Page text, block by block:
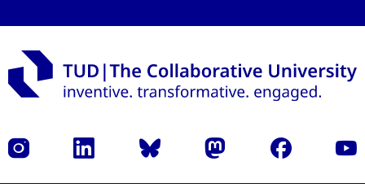
Instagram LinkedIn Bluesky Mastodon Facebook